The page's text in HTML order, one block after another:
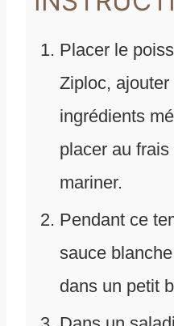
Placer le
Ziploc,
ingrédients
placer au
mariner.
Pendant ce
sauce
dans un petit